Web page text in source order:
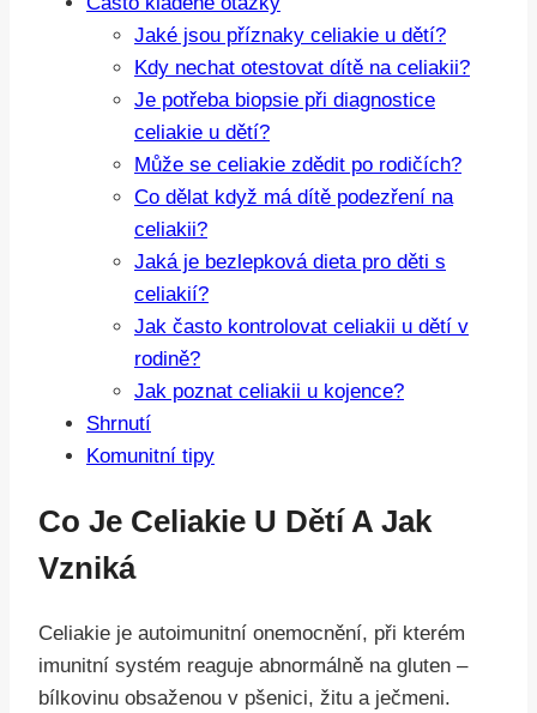
Jaké jsou příznaky celiakie u dětí?
Kdy nechat otestovat dítě na celiakii?
Je potřeba biopsie při diagnostice
celiakie u dětí?
Může se celiakie zdědit po rodičích?
Co dělat když má dítě podezření na
celiakii?
Jaká je bezlepková dieta pro děti s
celiakií?
Jak často kontrolovat celiakii u dětí v
rodině?
Jak poznat celiakii u kojence?
Shrnutí
Komunitní tipy
Co Je Celiakie U Dětí A Jak
Vzniká
Celiakie je autoimunitní onemocnění, při kterém
imunitní systém reaguje abnormálně na gluten –
bílkovinu obsaženou v pšenici, žitu a ječmeni.